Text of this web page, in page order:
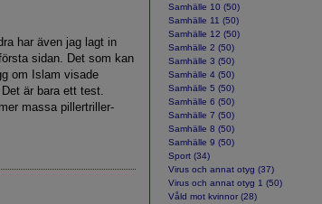
har även jag lagt in
sidan. Det som kan
om Islam visade
är bara ett test.
massa pillertriller-
Samhälle 10 (50)
Samhälle 11 (50)
Samhälle 12 (50)
Samhälle 2 (50)
Samhälle 3 (50)
Samhälle 4 (50)
Samhälle 5 (50)
Samhälle 6 (50)
Samhälle 7 (50)
Samhälle 8 (50)
Samhälle 9 (50)
Sport (34)
Virus och annat otyg (37)
Virus och annat otyg 1 (50)
Våld mot kvinnor (28)